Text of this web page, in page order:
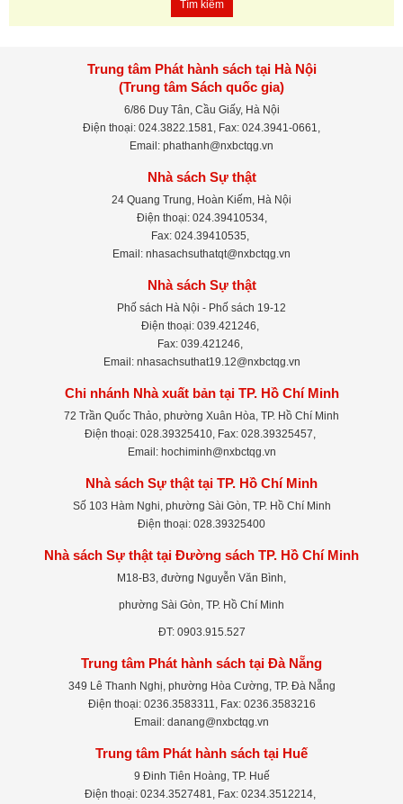
Tìm kiếm
Trung tâm Phát hành sách tại Hà Nội
(Trung tâm Sách quốc gia)
6/86 Duy Tân, Cầu Giấy, Hà Nội
Điện thoại: 024.3822.1581, Fax: 024.3941-0661,
Email: phathanh@nxbctqg.vn
Nhà sách Sự thật
24 Quang Trung, Hoàn Kiếm, Hà Nội
Điện thoại: 024.39410534,
Fax: 024.39410535,
Email: nhasachsuthatqt@nxbctqg.vn
Nhà sách Sự thật
Phố sách Hà Nội - Phố sách 19-12
Điện thoại: 039.421246,
Fax: 039.421246,
Email: nhasachsuthat19.12@nxbctqg.vn
Chi nhánh Nhà xuất bản tại TP. Hồ Chí Minh
72 Trần Quốc Thảo, phường Xuân Hòa, TP. Hồ Chí Minh
Điện thoại: 028.39325410, Fax: 028.39325457,
Email: hochiminh@nxbctqg.vn
Nhà sách Sự thật tại TP. Hồ Chí Minh
Số 103 Hàm Nghi, phường Sài Gòn, TP. Hồ Chí Minh
Điện thoại: 028.39325400
Nhà sách Sự thật tại Đường sách TP. Hồ Chí Minh
M18-B3, đường Nguyễn Văn Bình,
phường Sài Gòn, TP. Hồ Chí Minh
ĐT: 0903.915.527
Trung tâm Phát hành sách tại Đà Nẵng
349 Lê Thanh Nghị, phường Hòa Cường, TP. Đà Nẵng
Điện thoại: 0236.3583311, Fax: 0236.3583216
Email: danang@nxbctqg.vn
Trung tâm Phát hành sách tại Huế
9 Đinh Tiên Hoàng, TP. Huế
Điện thoại: 0234.3527481, Fax: 0234.3512214,